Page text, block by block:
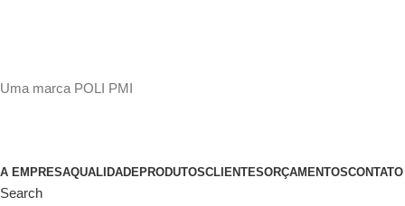
Uma marca POLI PMI
A EMPRESAQUALIDADEPRODUTOSCLIENTESORÇAMENTOSCONTATO
Search